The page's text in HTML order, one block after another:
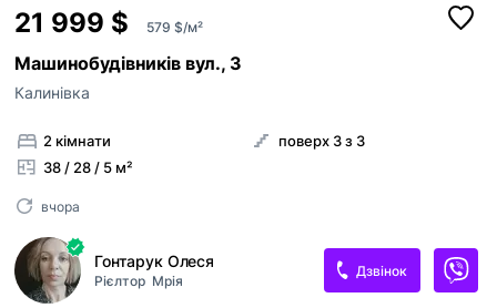
21 999 $ 579 $/м²
Машинобудівників вул., 3
Калинівка
2 кімнати
38 / 28 / 5 м²
поверх 3 з 3
вчора
Гонтарук Олеся
Рієлтор Мрія
Дзвінок